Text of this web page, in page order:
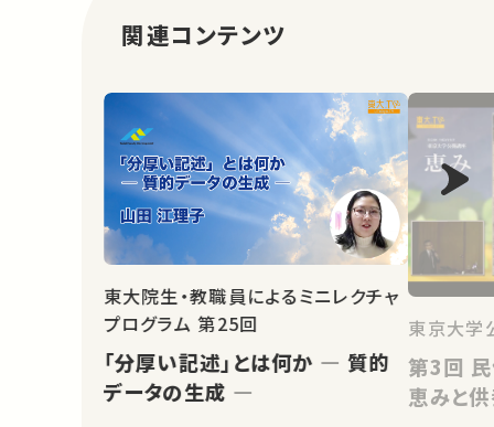
関連コンテンツ
東大院生・教職員によるミニレクチャ
プログラム 第25回
「分厚い記述」とは何か ― 質的
データの生成 ―
東京大学
第3回 民俗学から考える動物の
恵みと